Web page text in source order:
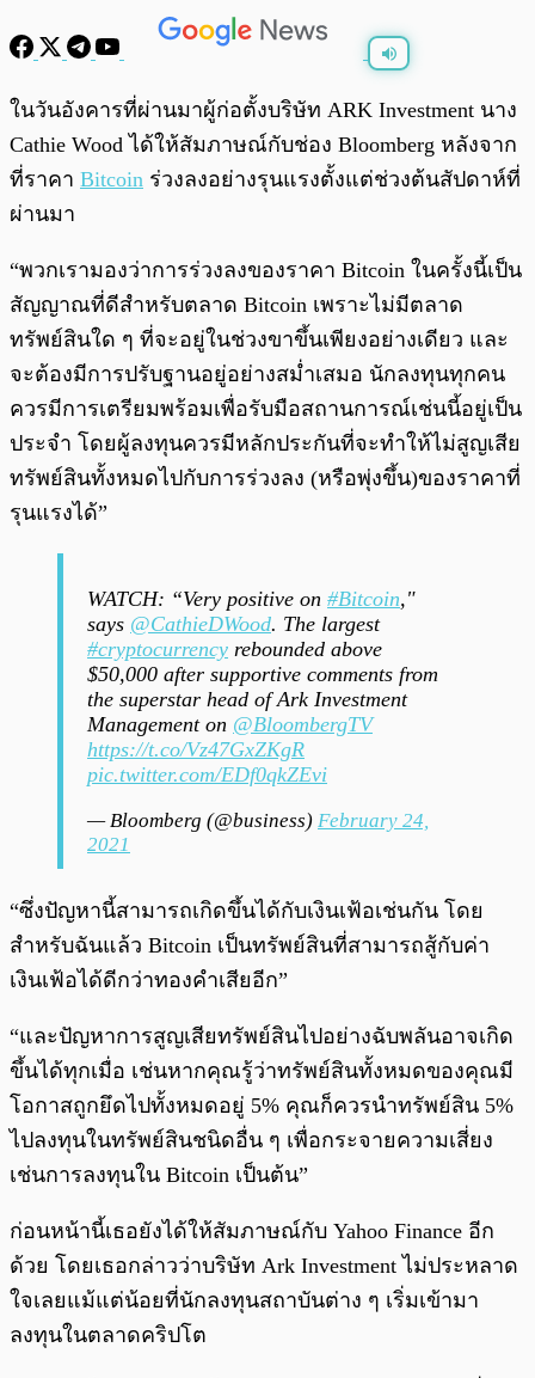
พร้อมเล่น
ในวันอังคารที่ผ่านมาผู้ก่อตั้งบริษัท ARK Investment นาง
Cathie Wood ได้ให้สัมภาษณ์กับช่อง Bloomberg หลังจาก
ที่ราคา Bitcoin ร่วงลงอย่างรุนแรงตั้งแต่ช่วงต้นสัปดาห์ที่
ผ่านมา
“พวกเรามองว่าการร่วงลงของราคา Bitcoin ในครั้งนี้เป็น
สัญญาณที่ดีสำหรับตลาด Bitcoin เพราะไม่มีตลาด
ทรัพย์สินใด ๆ ที่จะอยู่ในช่วงขาขึ้นเพียงอย่างเดียว และ
จะต้องมีการปรับฐานอยู่อย่างสม่ำเสมอ นักลงทุนทุกคน
ควรมีการเตรียมพร้อมเพื่อรับมือสถานการณ์เช่นนี้อยู่เป็น
ประจำ โดยผู้ลงทุนควรมีหลักประกันที่จะทำให้ไม่สูญเสีย
ทรัพย์สินทั้งหมดไปกับการร่วงลง (หรือพุ่งขึ้น)ของราคาที่
รุนแรงได้”
WATCH: “Very positive on #Bitcoin,"
says @CathieDWood. The largest
#cryptocurrency rebounded above
$50,000 after supportive comments from
the superstar head of Ark Investment
Management on @BloombergTV
https://t.co/Vz47GxZKgR
pic.twitter.com/EDf0qkZEvi
— Bloomberg (@business) February 24,
2021
“ซึ่งปัญหานี้สามารถเกิดขึ้นได้กับเงินเฟ้อเช่นกัน โดย
สำหรับฉันแล้ว Bitcoin เป็นทรัพย์สินที่สามารถสู้กับค่า
เงินเฟ้อได้ดีกว่าทองคำเสียอีก”
“และปัญหาการสูญเสียทรัพย์สินไปอย่างฉับพลันอาจเกิด
ขึ้นได้ทุกเมื่อ เช่นหากคุณรู้ว่าทรัพย์สินทั้งหมดของคุณมี
โอกาสถูกยึดไปทั้งหมดอยู่ 5% คุณก็ควรนำทรัพย์สิน 5%
ไปลงทุนในทรัพย์สินชนิดอื่น ๆ เพื่อกระจายความเสี่ยง
เช่นการลงทุนใน Bitcoin เป็นต้น”
ก่อนหน้านี้เธอยังได้ให้สัมภาษณ์กับ Yahoo Finance อีก
ด้วย โดยเธอกล่าวว่าบริษัท Ark Investment ไม่ประหลาด
ใจเลยแม้แต่น้อยที่นักลงทุนสถาบันต่าง ๆ เริ่มเข้ามา
ลงทุนในตลาดคริปโต